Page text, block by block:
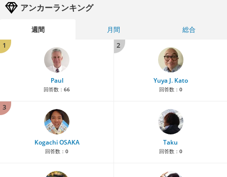
アンカーランキング
週間 月間
総合
1
Paul
回答数： 66
2
Yuya J. Kato
回答数： 0
3
Kogachi OSAKA
回答数： 0
Taku
回答数： 0